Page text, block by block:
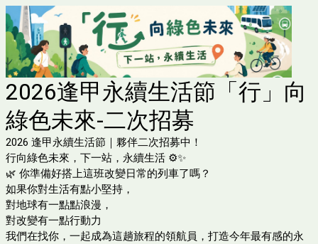
2026逢甲永續生活節「行」向
綠色未來-二次招募
2026 逢甲永續生活節｜夥伴二次招募中！
行向綠色未來，下一站，永續生活 ⚙️✨
🌿 你準備好搭上這班改變日常的列車了嗎？
如果你對生活有點小堅持，
對地球有一點點浪漫，
對改變有一點行動力
我們在找你，一起成為這趟旅程的領航員，打造今年最有感的永